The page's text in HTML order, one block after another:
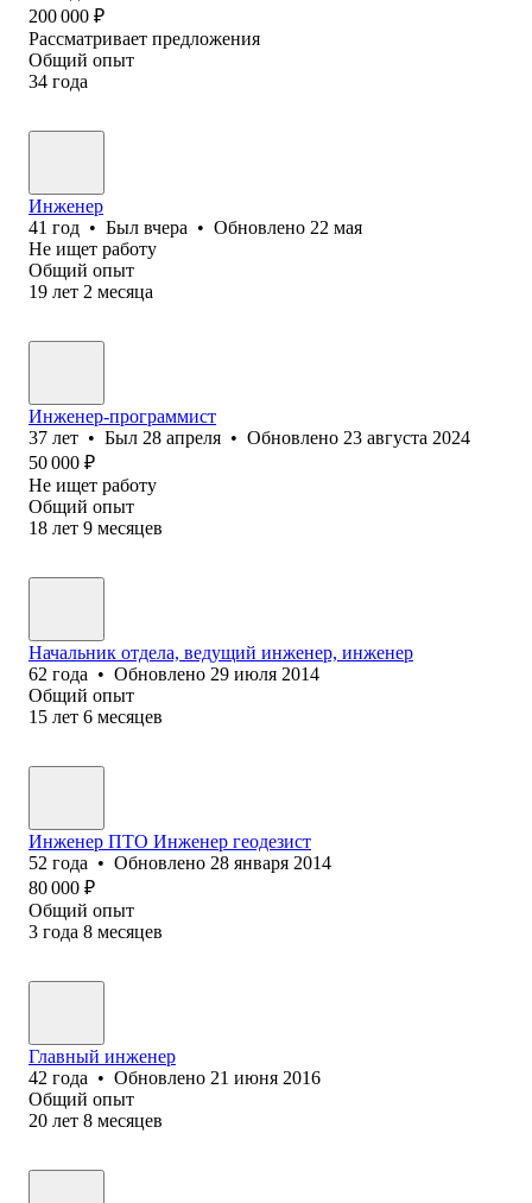
200 000 ₽
Рассматривает предложения
Общий опыт
34 года
Инженер
41 год • Был вчера • Обновлено 22 мая
Не ищет работу
Общий опыт
19 лет 2 месяца
Инженер-программист
37 лет • Был 28 апреля • Обновлено 23 августа 2024
50 000 ₽
Не ищет работу
Общий опыт
18 лет 9 месяцев
Начальник отдела, ведущий инженер, инженер
62 года • Обновлено 29 июля 2014
Общий опыт
15 лет 6 месяцев
Инженер ПТО Инженер геодезист
52 года • Обновлено 28 января 2014
80 000 ₽
Общий опыт
3 года 8 месяцев
Главный инженер
42 года • Обновлено 21 июня 2016
Общий опыт
20 лет 8 месяцев